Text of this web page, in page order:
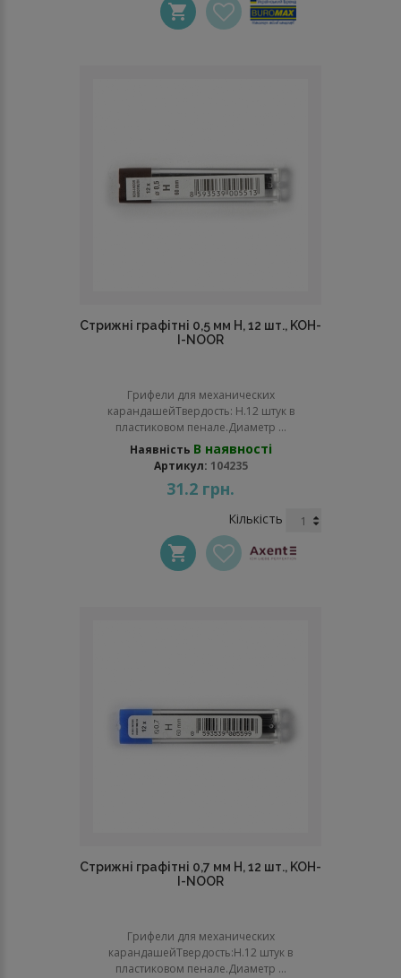
Стрижні графітні 0,5 мм Н, 12 шт., KOH-
I-NOOR
Грифели для механических
карандашейТвердость: Н.12 штук в
пластиковом пенале.Диаметр ...
Наявність В наявності
Артикул: 104235
31.2 грн.
Кількість
Стрижні графітні 0,7 мм Н, 12 шт., KOH-
I-NOOR
Грифели для механических
карандашейТвердость:Н.12 штук в
пластиковом пенале.Диаметр ...